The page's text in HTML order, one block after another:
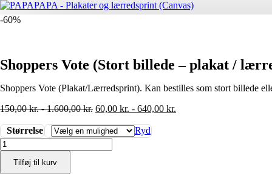
-60%
Shoppers Vote (Stort billede – plakat /
Shoppers Vote (Plakat/Lærredsprint). Kan bestilles som stort billede
150,00kr.-1.600,00kr. 60,00 kr. - 640,00 kr.
Størrelse
Ryd
Shoppers
Vote
(StortTilføj til kurv